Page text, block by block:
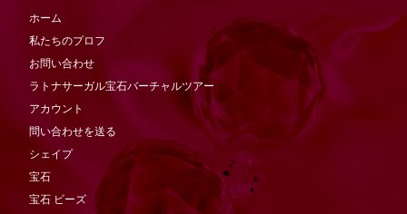
ホーム
私たちのプロフ
お問い合わせ
ラトナサーガル宝石バーチャ​​ルツアー
アカウント
問い合わせを送る
シェイプ
宝石
宝石 ビーズ